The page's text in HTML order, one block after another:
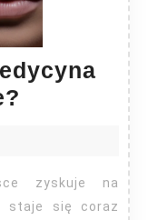
medycyna
estetyczna
staje się coraz